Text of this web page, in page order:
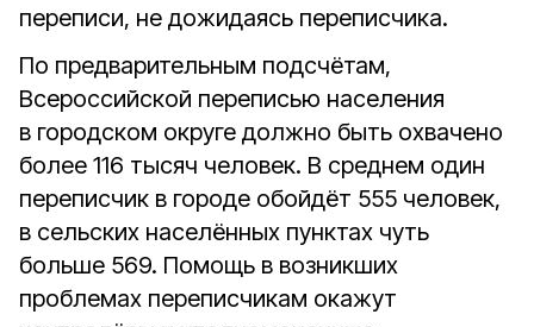
переписи, не дожидаясь переписчика.
По предварительным подсчётам,
Всероссийской переписью населения
в городском округе должно быть охвачено
более 116 тысяч человек. В среднем один
переписчик в городе обойдёт 555 человек,
в сельских населённых пунктах чуть
больше 569. Помощь в возникших
проблемах переписчикам окажут